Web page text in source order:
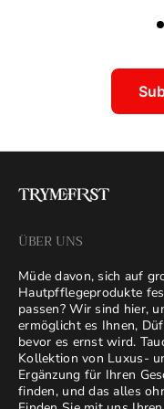
ÜBER UNS
Müde davon, sich auf
Hautpfflegeprodukte
passen? Wir sind hier,
ermöglicht es Ihnen,
bevor es ernst wird.
Kollektion von Luxus-
Ergänzung für Ihren
finden, und das alles